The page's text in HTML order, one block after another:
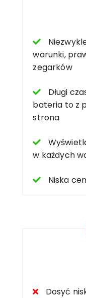
warunki,
zegarków
Długi
bateria to z
strona
w każdych
Niska
Dosyć